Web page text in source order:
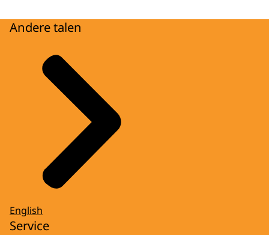
Andere talen
English
Service